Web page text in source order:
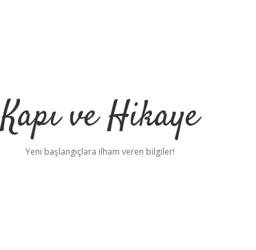
Kapı ve Hikaye
Yeni başlangıçlara ilham veren bilgiler!